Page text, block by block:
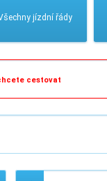
jízdní řády
cestovat